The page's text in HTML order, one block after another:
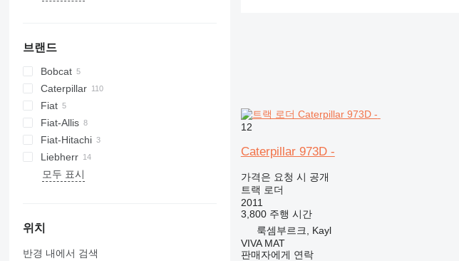
브랜드
Bobcat
S series
T series
Caterpillar
931
941
943
953
955
Fiat
Fiat-Allis
FL
Fiat-Hitachi
FL
YF
D series
Liebherr
LR
SL
모두 표시
위치
반경 내에서 검색
12
Caterpillar 973D -
가격은 요청 시 공개
트랙 로더
2011
3,800 주행 시간
룩셈부르크, Kayl
VIVA MAT
판매자에게 연락